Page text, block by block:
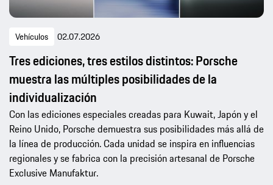
Vehículos 02.07.2026
Tres ediciones, tres estilos distintos: Porsche
muestra las múltiples posibilidades de la
individualización
Con las ediciones especiales creadas para Kuwait, Japón y el
Reino Unido, Porsche demuestra sus posibilidades más allá de
la línea de producción. Cada unidad se inspira en influencias
regionales y se fabrica con la precisión artesanal de Porsche
Exclusive Manufaktur.